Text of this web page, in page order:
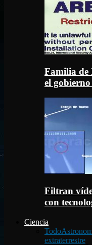
Familia de
el
Filtran
con
Ciencia
Todo
extraterrestre